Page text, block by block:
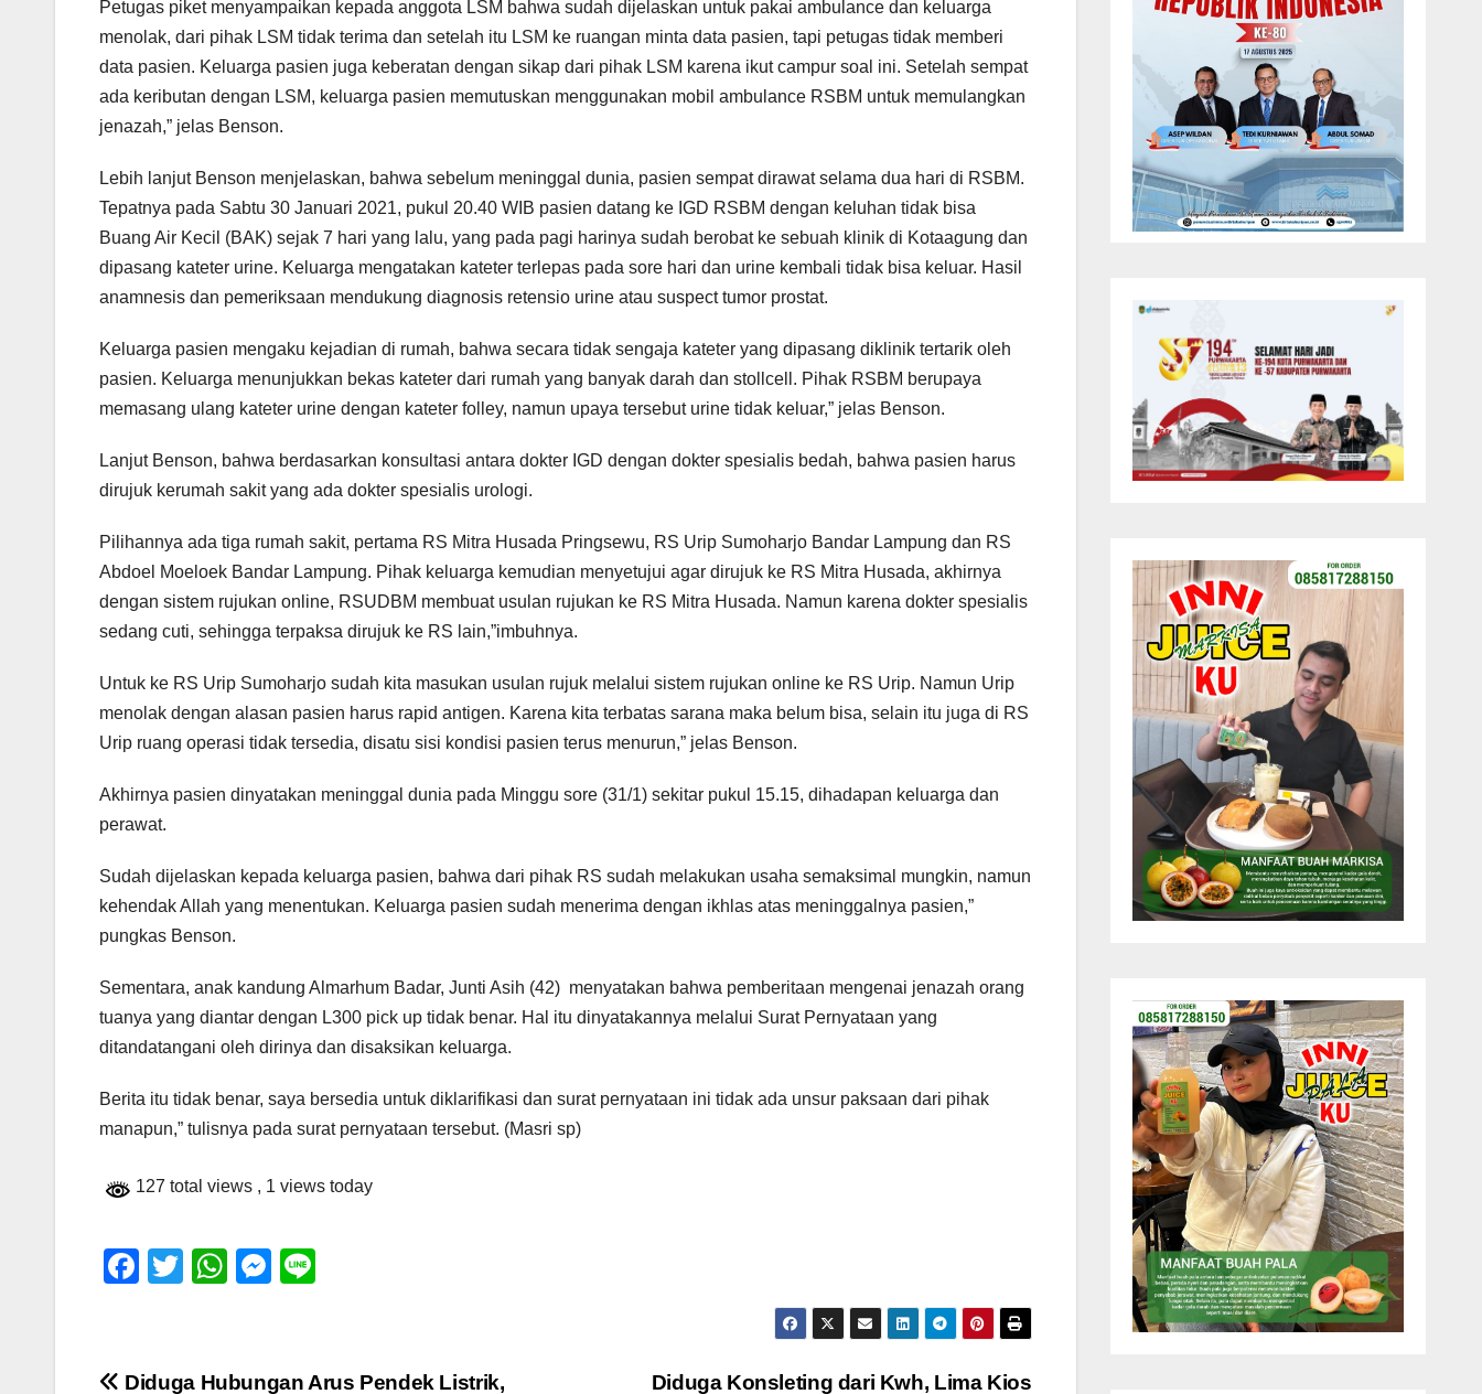
Petugas piket menyampaikan kepada anggota LSM bahwa sudah dijelaskan untuk pakai ambulance dan keluarga
menolak, dari pihak LSM tidak terima dan setelah itu LSM ke ruangan minta data pasien, tapi petugas tidak memberi
data pasien. Keluarga pasien juga keberatan dengan sikap dari pihak LSM karena ikut campur soal ini. Setelah sempat
ada keributan dengan LSM, keluarga pasien memutuskan menggunakan mobil ambulance RSBM untuk memulangkan
jenazah,” jelas Benson.
Lebih lanjut Benson menjelaskan, bahwa sebelum meninggal dunia, pasien sempat dirawat selama dua hari di RSBM.
Tepatnya pada Sabtu 30 Januari 2021, pukul 20.40 WIB pasien datang ke IGD RSBM dengan keluhan tidak bisa
Buang Air Kecil (BAK) sejak 7 hari yang lalu, yang pada pagi harinya sudah berobat ke sebuah klinik di Kotaagung dan
dipasang kateter urine. Keluarga mengatakan kateter terlepas pada sore hari dan urine kembali tidak bisa keluar. Hasil
anamnesis dan pemeriksaan mendukung diagnosis retensio urine atau suspect tumor prostat.
Keluarga pasien mengaku kejadian di rumah, bahwa secara tidak sengaja kateter yang dipasang diklinik tertarik oleh
pasien. Keluarga menunjukkan bekas kateter dari rumah yang banyak darah dan stollcell. Pihak RSBM berupaya
memasang ulang kateter urine dengan kateter folley, namun upaya tersebut urine tidak keluar,” jelas Benson.
Lanjut Benson, bahwa berdasarkan konsultasi antara dokter IGD dengan dokter spesialis bedah, bahwa pasien harus
dirujuk kerumah sakit yang ada dokter spesialis urologi.
Pilihannya ada tiga rumah sakit, pertama RS Mitra Husada Pringsewu, RS Urip Sumoharjo Bandar Lampung dan RS
Abdoel Moeloek Bandar Lampung. Pihak keluarga kemudian menyetujui agar dirujuk ke RS Mitra Husada, akhirnya
dengan sistem rujukan online, RSUDBM membuat usulan rujukan ke RS Mitra Husada. Namun karena dokter spesialis
sedang cuti, sehingga terpaksa dirujuk ke RS lain,”imbuhnya.
Untuk ke RS Urip Sumoharjo sudah kita masukan usulan rujuk melalui sistem rujukan online ke RS Urip. Namun Urip
menolak dengan alasan pasien harus rapid antigen. Karena kita terbatas sarana maka belum bisa, selain itu juga di RS
Urip ruang operasi tidak tersedia, disatu sisi kondisi pasien terus menurun,” jelas Benson.
Akhirnya pasien dinyatakan meninggal dunia pada Minggu sore (31/1) sekitar pukul 15.15, dihadapan keluarga dan
perawat.
Sudah dijelaskan kepada keluarga pasien, bahwa dari pihak RS sudah melakukan usaha semaksimal mungkin, namun
kehendak Allah yang menentukan. Keluarga pasien sudah menerima dengan ikhlas atas meninggalnya pasien,”
pungkas Benson.
Sementara, anak kandung Almarhum Badar, Junti Asih (42) menyatakan bahwa pemberitaan mengenai jenazah orang
tuanya yang diantar dengan L300 pick up tidak benar. Hal itu dinyatakannya melalui Surat Pernyataan yang
ditandatangani oleh dirinya dan disaksikan keluarga.
Berita itu tidak benar, saya bersedia untuk diklarifikasi dan surat pernyataan ini tidak ada unsur paksaan dari pihak
manapun,” tulisnya pada surat pernyataan tersebut. (Masri sp)
127 total views , 1 views today
F
e
T
er
W
s
M
e
Diduga Konsleting dari Kwh, Lima Kios
Diduga Hubungan Arus Pendek Listrik,